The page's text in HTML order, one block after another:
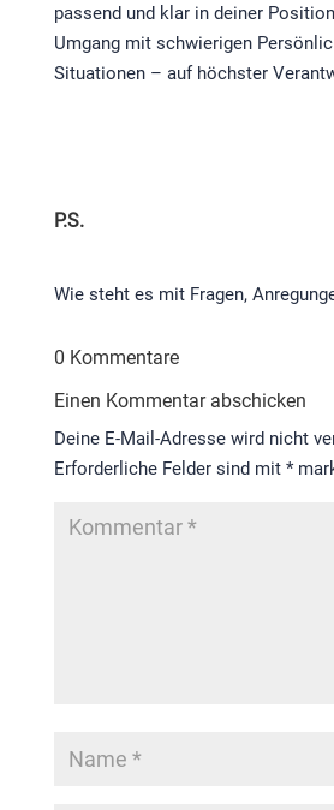
passend und klar in deiner
Umgang mit schwierigen
Situationen – auf höchster
P.S.
Wie steht es mit Fragen,
0 Kommentare
Einen Kommentar abschicken
Deine E-Mail-Adresse wird nicht
Erforderliche Felder sind mit *